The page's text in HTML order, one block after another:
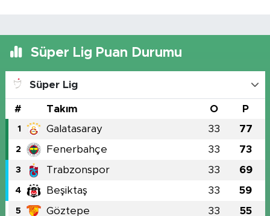
Süper Lig Puan Durumu
Süper Lig
# Takım O P
1 Galatasaray 33 77
2 Fenerbahçe 33 73
3 Trabzonspor 33 69
4 Beşiktaş 33 59
5 Göztepe 33 55